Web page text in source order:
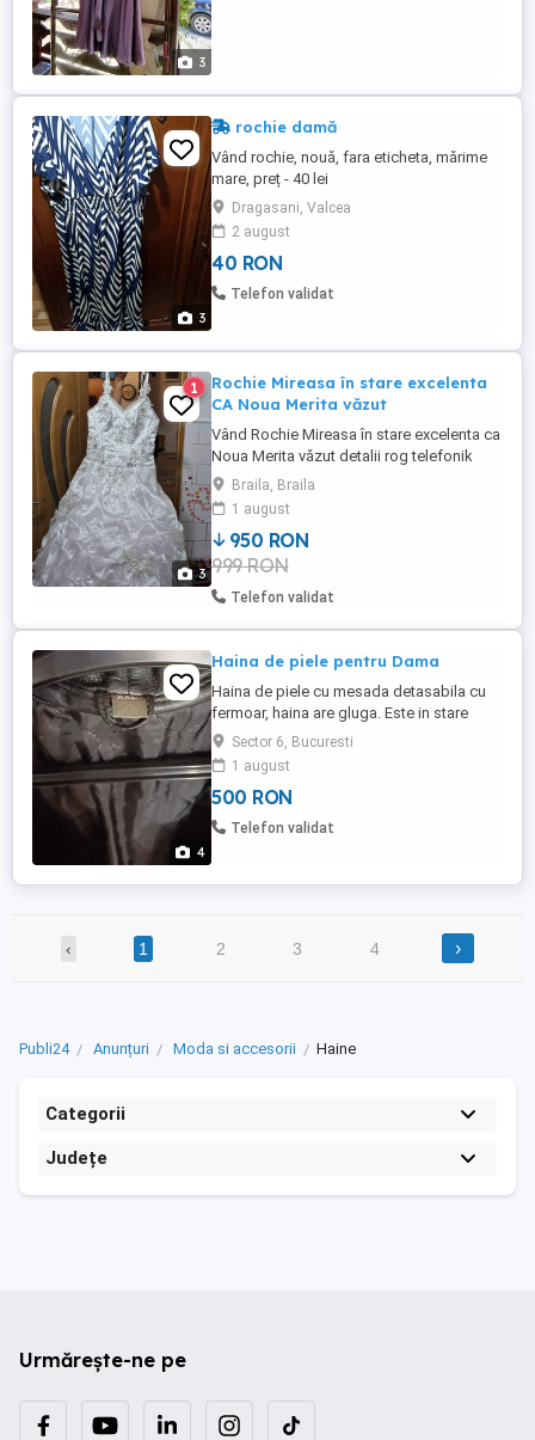
3
3
rochie damă
Vând rochie, nouă, fara eticheta, mărime
mare, preț - 40 lei
Dragasani, Valcea
2 august
40 RON
Telefon validat
3
1
Rochie Mireasa în stare excelenta
CA Noua Merita văzut
Vând Rochie Mireasa în stare excelenta ca
Noua Merita văzut detalii rog telefonik
fără mesaje pe site nu răspund la ele doar
telefonik pret negociabil
Braila, Braila
1 august
950 RON
999 RON
Telefon validat
4
Haina de piele pentru Dama
Haina de piele cu mesada detasabila cu
fermoar, haina are gluga. Este in stare
foarte buna, a fost purtata foarte putin.
Sector 6, Bucuresti
1 august
500 RON
Telefon validat
‹ 1 2 3 4 ›
Publi24 Anunțuri Moda si accesorii Haine
Categorii
Județe
Urmărește-ne pe